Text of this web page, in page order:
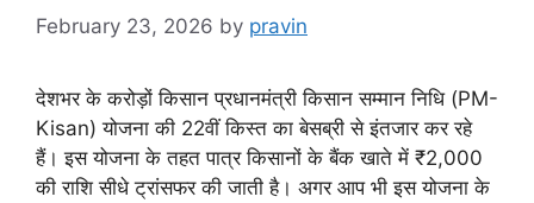
February 23, 2026 by pravin
देशभर के करोड़ों किसान प्रधानमंत्री किसान सम्मान निधि (PM-
Kisan) योजना की 22वीं किस्त का बेसब्री से इंतजार कर रहे
हैं। इस योजना के तहत पात्र किसानों के बैंक खाते में ₹2,000
की राशि सीधे ट्रांसफर की जाती है। अगर आप भी इस योजना के